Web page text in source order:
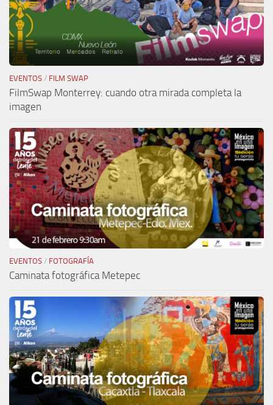
EVENTOS / FILM SWAP
FilmSwap Monterrey: cuando otra mirada completa la
imagen
EVENTOS / FOTOGRAFÍA
Caminata fotográfica Metepec